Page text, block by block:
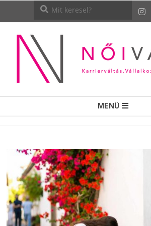
NŐI
VÁLTÓ
MENÜ